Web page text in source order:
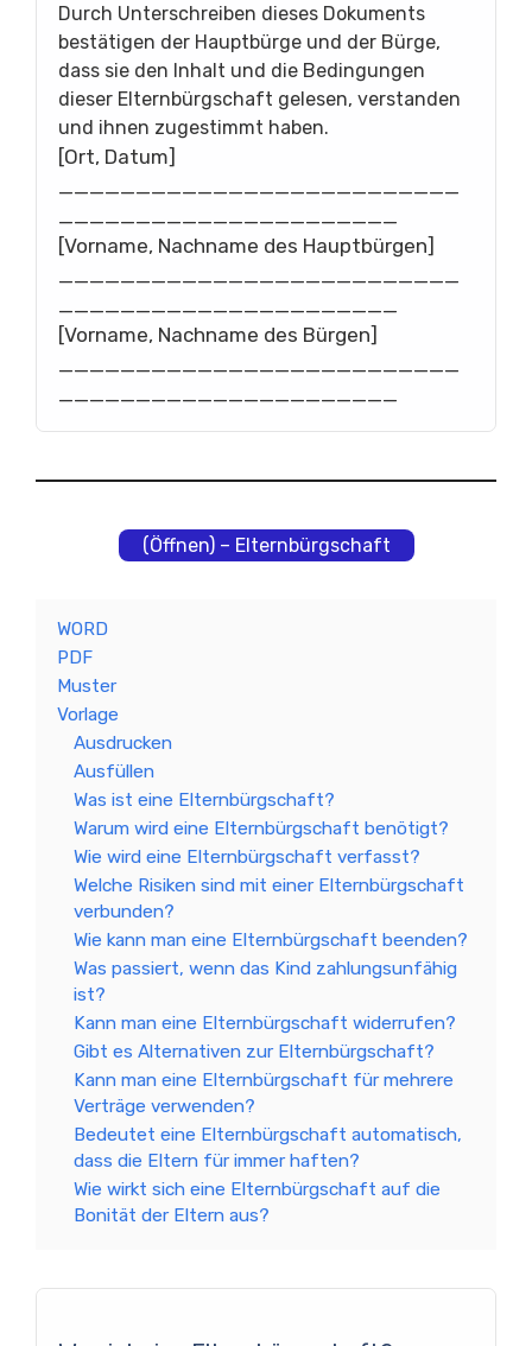
Durch Unterschreiben dieses Dokuments
bestätigen der Hauptbürge und der Bürge,
dass sie den Inhalt und die Bedingungen
dieser Elternbürgschaft gelesen, verstanden
und ihnen zugestimmt haben.
[Ort, Datum]
[Vorname, Nachname des Hauptbürgen]
[Vorname, Nachname des Bürgen]
(Öffnen) – Elternbürgschaft
WORD
PDF
Muster
Vorlage
Ausdrucken
Ausfüllen
Was ist eine Elternbürgschaft?
Warum wird eine Elternbürgschaft benötigt?
Wie wird eine Elternbürgschaft verfasst?
Welche Risiken sind mit einer Elternbürgschaft
verbunden?
Wie kann man eine Elternbürgschaft beenden?
Was passiert, wenn das Kind zahlungsunfähig
ist?
Kann man eine Elternbürgschaft widerrufen?
Gibt es Alternativen zur Elternbürgschaft?
Kann man eine Elternbürgschaft für mehrere
Verträge verwenden?
Bedeutet eine Elternbürgschaft automatisch,
dass die Eltern für immer haften?
Wie wirkt sich eine Elternbürgschaft auf die
Bonität der Eltern aus?